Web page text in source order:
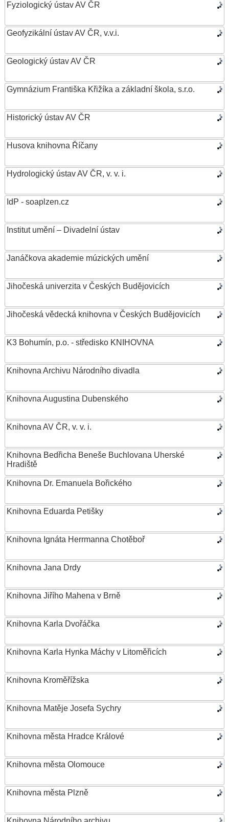
Fyziologický ústav AV ČR
Geofyzikální ústav AV ČR, v.v.i.
Geologický ústav AV ČR
Gymnázium Františka Křižíka a základní škola, s.r.o.
Historický ústav AV ČR
Husova knihovna Říčany
Hydrologický ústav AV ČR, v. v. i.
IdP - soaplzen.cz
Institut umění – Divadelní ústav
Janáčkova akademie múzických umění
Jihočeská univerzita v Českých Budějovicích
Jihočeská vědecká knihovna v Českých Budějovicích
K3 Bohumín, p.o. - středisko KNIHOVNA
Knihovna Archivu Národního divadla
Knihovna Augustina Dubenského
Knihovna AV ČR, v. v. i.
Knihovna Bedřicha Beneše Buchlovana Uherské
Hradiště
Knihovna Dr. Emanuela Bořického
Knihovna Eduarda Petišky
Knihovna Ignáta Herrmanna Chotěboř
Knihovna Jana Drdy
Knihovna Jiřího Mahena v Brně
Knihovna Karla Dvořáčka
Knihovna Karla Hynka Máchy v Litoměřicích
Knihovna Kroměřížska
Knihovna Matěje Josefa Sychry
Knihovna města Hradce Králové
Knihovna města Olomouce
Knihovna města Plzně